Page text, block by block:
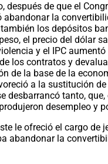
después de que el
abandonar la
los depósitos
el precio del dólar
y el IPC
los contratos y
de la base de la
a la sustitución
desbarrancó tanto,
desempleo y
le ofreció el cargo de
abandonar la